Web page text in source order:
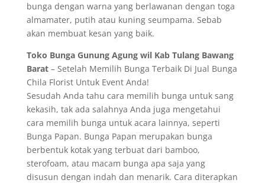
bunga dengan warna yang berlawanan dengan toga
almamater, putih atau kuning seumpama. Sebab
akan membuat kesan yang baik.
Toko Bunga Gunung Agung wil Kab Tulang Bawang
Barat– Setelah Memilih Bunga Terbaik Di Jual Bunga
Chila Florist Untuk Event Anda!
Sesudah Anda tahu cara memilih bunga untuk sang
kekasih, tak ada salahnya Anda juga mengetahui
cara memilih bunga untuk acara lainnya, seperti
Bunga Papan. Bunga Papan merupakan bunga
berbentuk kotak yang terbuat dari bamboo,
sterofoam, atau macam bunga apa saja yang
disusun dengan indah dan menarik. Cara diterapkan